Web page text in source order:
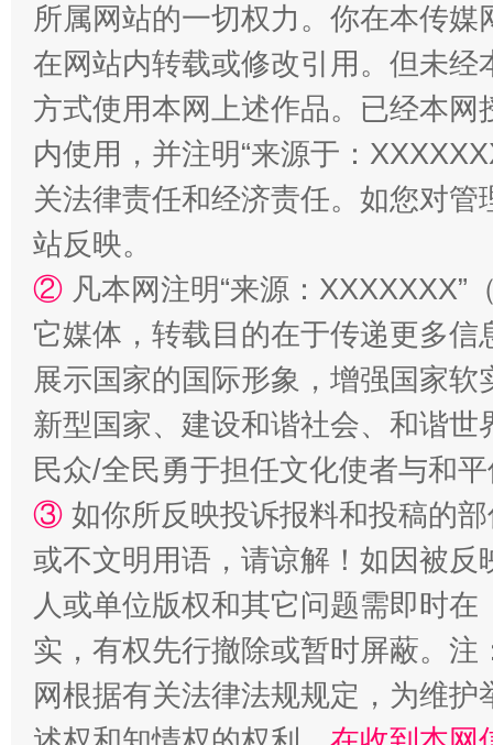
所属网站的一切权力。你在本传
在网站内转载或修改引用。但未
方式使用本网上述作品。已经本
内使用，并注明“来源于：
关法律责任和经济责任。如您对
站反映。
② 凡本网注明“来源：
它媒体，转载目的在于传递更多
展示国家的国际形象，增强国家
新型国家、建设和谐社会、和谐
民众/全民勇于担任文化使者与和
③ 如你所反映投诉报料和投稿的
或不文明用语，请谅解！如因被
人或单位版权和其它问题需即时在
实，有权先行撤除或暂时屏蔽。
网根据有关法律法规规定，为维